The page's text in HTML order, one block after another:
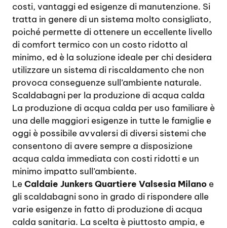
costi, vantaggi ed esigenze di manutenzione. Si
tratta in genere di un sistema molto consigliato,
poiché permette di ottenere un eccellente livello
di comfort termico con un costo ridotto al
minimo, ed è la soluzione ideale per chi desidera
utilizzare un sistema di riscaldamento che non
provoca conseguenze sull’ambiente naturale.
Scaldabagni per la produzione di acqua calda
La produzione di acqua calda per uso familiare è
una delle maggiori esigenze in tutte le famiglie e
oggi è possibile avvalersi di diversi sistemi che
consentono di avere sempre a disposizione
acqua calda immediata con costi ridotti e un
minimo impatto sull’ambiente.
LeCaldaie Junkers Quartiere Valsesia Milano e
gli scaldabagni sono in grado di rispondere alle
varie esigenze in fatto di produzione di acqua
calda sanitaria. La scelta è piuttosto ampia, e